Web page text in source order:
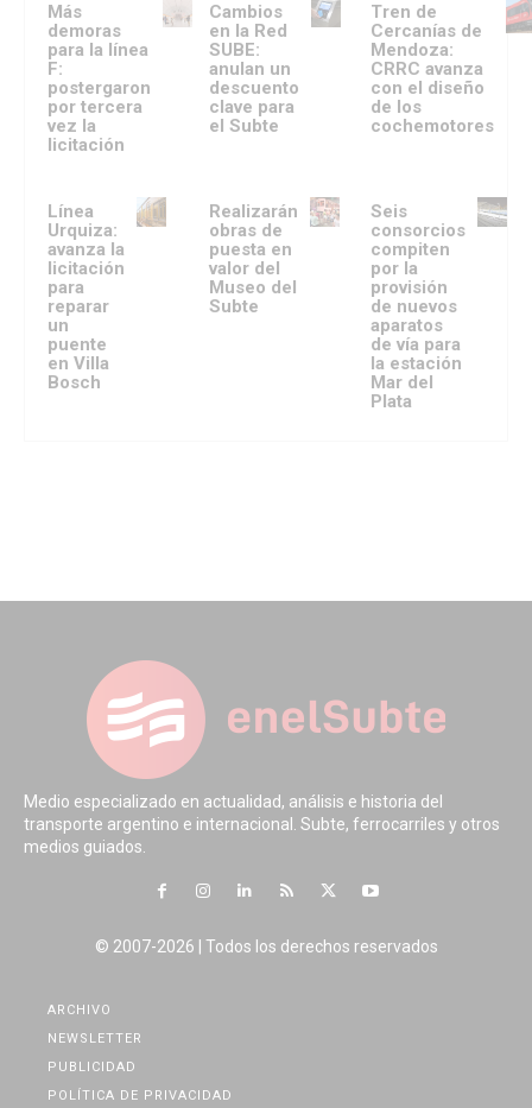
Más
demoras
para la línea
F:
postergaron
por tercera
vez la
licitación
Cambios
en la Red
SUBE:
anulan un
descuento
clave para
el Subte
Tren de
Cercanías de
Mendoza:
CRRC avanza
con el diseño
de los
cochemotores
Línea
Urquiza:
avanza la
licitación
para
reparar
un
puente
en Villa
Bosch
Realizarán
obras de
puesta en
valor del
Museo del
Subte
Seis
consorcios
compiten
por la
provisión
de nuevos
aparatos
de vía para
la estación
Mar del
Plata
Medio especializado en actualidad, análisis e historia del
transporte argentino e internacional. Subte, ferrocarriles y otros
medios guiados.
© 2007-2026 | Todos los derechos reservados
ARCHIVO
NEWSLETTER
PUBLICIDAD
POLÍTICA DE PRIVACIDAD